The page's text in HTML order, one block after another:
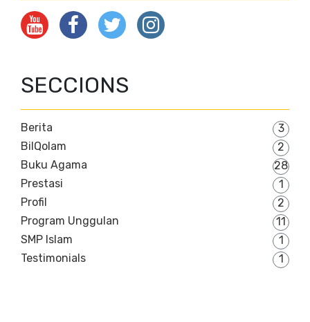
SECCIONS
Berita
3
BilQolam
2
Buku Agama
28
Prestasi
1
Profil
2
Program Unggulan
11
SMP Islam
1
Testimonials
1